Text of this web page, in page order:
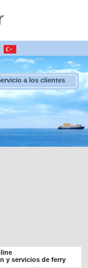
a los clientes
y servicios de ferry